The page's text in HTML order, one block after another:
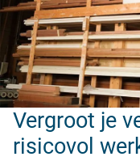
Vergroot je
risicovol